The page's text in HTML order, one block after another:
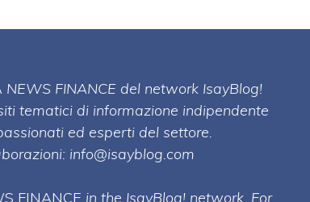
FINANCE del network IsayBlog!
tematici di informazione indipendente
ed esperti del settore.
info@isayblog.com
FINANCE in the IsayBlog! network. For